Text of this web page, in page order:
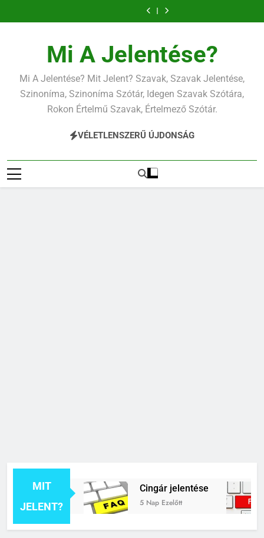
a
Mi A Jelentése?
Mi A Jelentése? Mit Jelent? Szavak, Szavak Jelentése,
Szinoníma, Szinoníma Szótár, Idegen Szavak Szótára,
Rokon Értelmű Szavak, Értelmező Szótár.
VÉLETLENSZERŰ ÚJDONSÁG
MIT
JELENT?
jelentése Cingár jelentése
5 Nap Ezelőtt